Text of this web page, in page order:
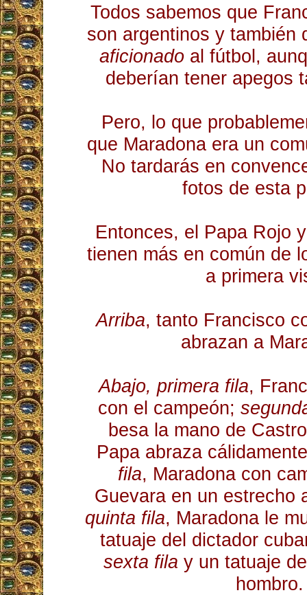
Todos sabemos que
son argentinos y también
aficionado al fútbol,
deberían tener apegos
Pero, lo que
que Maradona era un
No tardarás en
fotos de esta
Entonces, el Papa Rojo
tienen más en común de
a primera
Arriba, tanto Francisco
abrazan a
Abajo, primera fila,
con el campeón;
besa la mano de
Papa abraza
fila, Maradona con
Guevara en un estrecho
quinta fila, Maradona le
tatuaje del dictador
sexta fila y un tatuaje
hombro.